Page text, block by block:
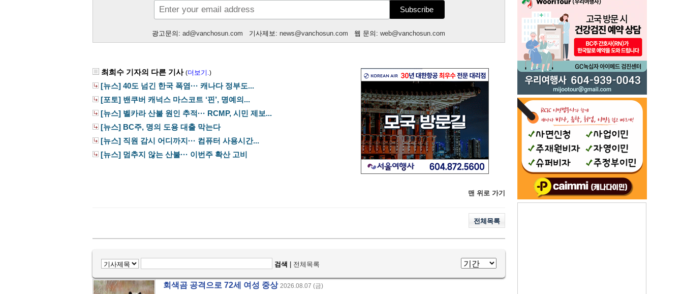
광고문의: ad@vanchosun.com 기사제보: news@vanchosun.com 웹 문의: web@vanchosun.com
최희수 기자의 다른 기사 (더보기.)
[뉴스] 40도 넘긴 한국 폭염··· 캐나다 정부도...
[포토] 밴쿠버 캐넉스 마스코트 ‘핀’, 명예의...
[뉴스] 벨카라 산불 원인 추적··· RCMP, 시민 제보...
[뉴스] BC주, 명의 도용 대출 막는다
[뉴스] 직원 감시 어디까지··· 컴퓨터 사용시간...
[뉴스] 멈추지 않는 산불··· 이번주 확산 고비
맨 위로 가기
전체목록
검색 전체목록
회색곰 공격으로 72세 여성 중상 2026.08.07 (금)